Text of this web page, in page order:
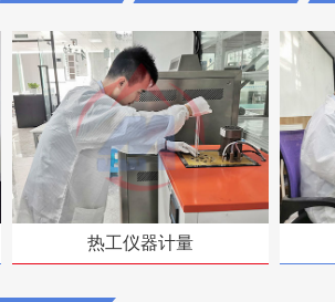
热工仪器计量